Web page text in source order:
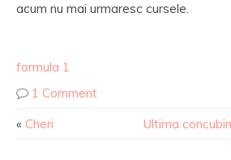
acum nu mai urmaresc cursele.
formula 1
1 Comment
« Cheri Ultima